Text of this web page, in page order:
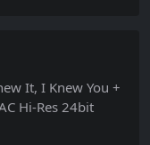
It, I Knew You +
Hi-Res 24bit